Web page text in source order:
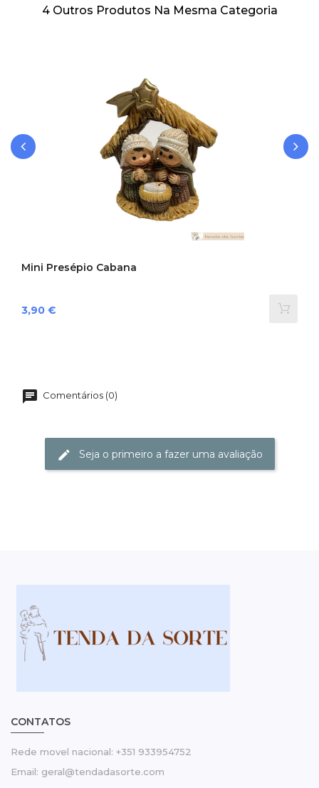
4 Outros Produtos Na Mesma Categoria
Mini Presépio Cabana
Preço
3,90 €
Comentários (0)
Seja o primeiro a fazer uma avaliação
CONTATOS
Rede movel nacional: +351 933954752
Email: geral@tendadasorte.com